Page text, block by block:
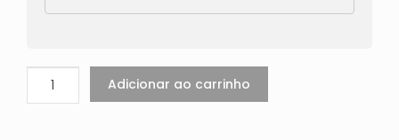
Adicionar ao carrinho